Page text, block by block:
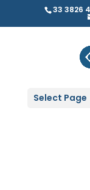
33 3826
Select Page